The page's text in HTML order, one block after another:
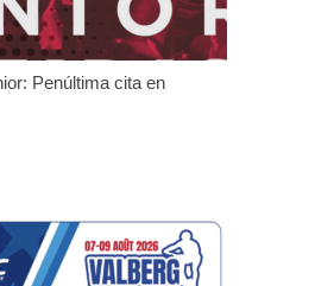
Penúltima cita en